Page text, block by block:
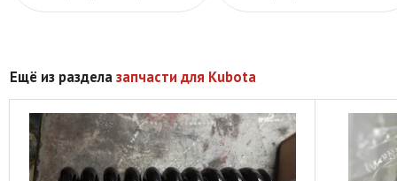
Ещё из разделазапчасти для Kubota